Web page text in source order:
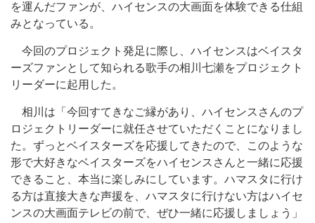
を運んだファンが、ハイセンスの大画面を体験できる仕組
みとなっている。
今回のプロジェクト発足に際し、ハイセンスはベイスタ
ーズファンとして知られる歌手の相川七瀬をプロジェクト
リーダーに起用した。
相川は「今回すてきなご縁があり、ハイセンスさんのプ
ロジェクトリーダーに就任させていただくことになりまし
た。ずっとベイスターズを応援してきたので、このような
形で大好きなベイスターズをハイセンスさんと一緒に応援
できること、本当に楽しみにしています。ハマスタに行け
る方は直接大きな声援を、ハマスタに行けない方はハイセ
ンスの大画面テレビの前で、ぜひ一緒に応援しましょう」